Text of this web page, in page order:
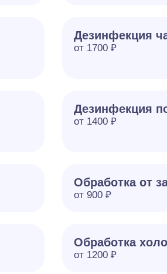
Дезинфекция
от 1700 ₽
Дезинфекция
от 1400 ₽
Обработка от
от 900 ₽
Обработка
от 1200 ₽